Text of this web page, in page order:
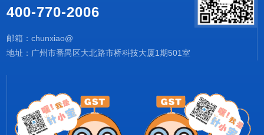
400-770-2006
邮箱：chunxiao@
地址：广州市番禺区大北路市桥科技大厦1期501室